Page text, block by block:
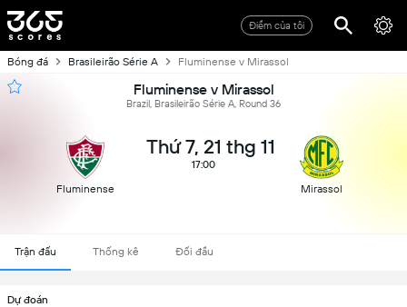
Điểm của tôi
Bóng đá Brasileirão Série A Fluminense v Mirassol
Fluminense v Mirassol
Brazil, Brasileirão Série A, Round 36
Fluminense
Thứ 7, 21 thg 11
17:00
Mirassol
Trận đấu Thống kê Đối đầu
Dự đoán